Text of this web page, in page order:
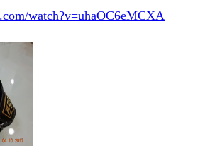
watch?v=uhaOC6eMCXA